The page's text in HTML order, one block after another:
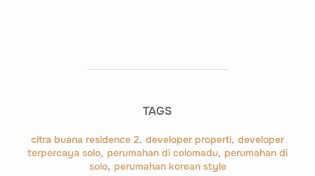
TAGS
citra buana residence 2, developer properti, developer
terpercaya solo, perumahan di colomadu, perumahan di
solo, perumahan korean style